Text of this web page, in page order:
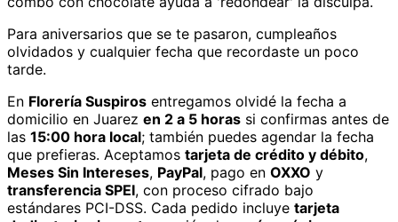
Para aniversarios que se te pasaron, cumpleaños
olvidados y cualquier fecha que recordaste un poco
tarde.
En Florería Suspiros entregamos olvidé la fecha a
domicilio en Juarez en 2 a 5 horas si confirmas antes de
las 15:00 hora local; también puedes agendar la fecha
que prefieras. Aceptamos tarjeta de crédito y débito,
Meses Sin Intereses, PayPal, pago en OXXO y
transferencia SPEI, con proceso cifrado bajo
estándares PCI-DSS. Cada pedido incluye tarjeta